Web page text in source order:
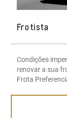
Frotista
Condições
renovar a sua
Frota